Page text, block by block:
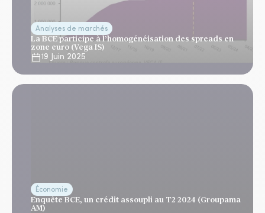
Analyses de marchés
La BCE participe à l’homogénéisation des spreads en
zone euro (Vega IS)
19 Juin 2025
Économie
Enquête BCE, un crédit assoupli au T2 2024 (Groupama
AM)